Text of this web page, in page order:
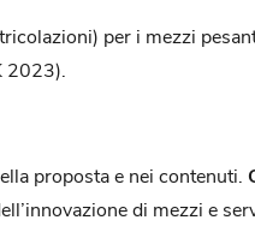
per i mezzi
2023).
proposta e nei contenuti.
di mezzi e